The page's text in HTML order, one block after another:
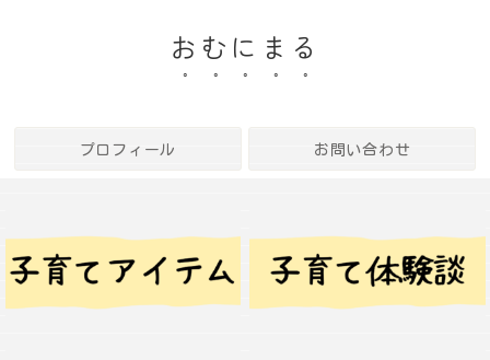
おむにまる
プロフィール お問い合わせ